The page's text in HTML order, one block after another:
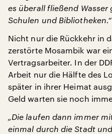
es überall fließend
Schulen und Bibliotheken.“
Nicht nur die Rückkehr in
zerstörte Mosambik war
Vertragsarbeiter. In der
Arbeit nur die Hälfte des
später in ihrer Heimat
Geld warten sie noch
„Die laufen dann immer
einmal durch die Stadt